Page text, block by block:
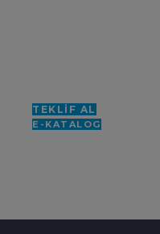
TEKLİF AL
E-KATALOG